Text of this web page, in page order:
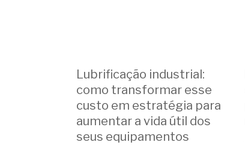
Lubrificação industrial:
como transformar esse
custo em estratégia para
aumentar a vida útil dos
seus equipamentos